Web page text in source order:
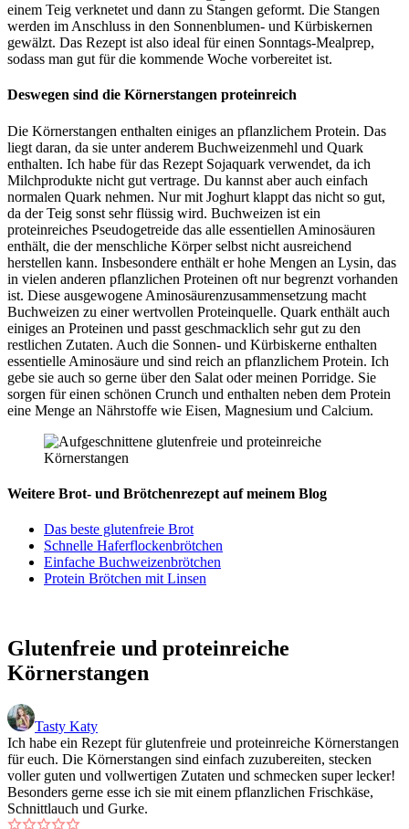
einem Teig verknetet und dann zu Stangen geformt. Die Stangen
werden im Anschluss in den Sonnenblumen- und Kürbiskernen
gewälzt. Das Rezept ist also ideal für einen Sonntags-Mealprep,
sodass man gut für die kommende Woche vorbereitet ist.
Deswegen sind die Körnerstangen proteinreich
Die Körnerstangen enthalten einiges an pflanzlichem Protein. Das
liegt daran, da sie unter anderem Buchweizenmehl und Quark
enthalten. Ich habe für das Rezept Sojaquark verwendet, da ich
Milchprodukte nicht gut vertrage. Du kannst aber auch einfach
normalen Quark nehmen. Nur mit Joghurt klappt das nicht so gut,
da der Teig sonst sehr flüssig wird. Buchweizen ist ein
proteinreiches Pseudogetreide das alle essentiellen Aminosäuren
enthält, die der menschliche Körper selbst nicht ausreichend
herstellen kann. Insbesondere enthält er hohe Mengen an Lysin, das
in vielen anderen pflanzlichen Proteinen oft nur begrenzt vorhanden
ist. Diese ausgewogene Aminosäurenzusammensetzung macht
Buchweizen zu einer wertvollen Proteinquelle. Quark enthält auch
einiges an Proteinen und passt geschmacklich sehr gut zu den
restlichen Zutaten. Auch die Sonnen- und Kürbiskerne enthalten
essentielle Aminosäure und sind reich an pflanzlichem Protein. Ich
gebe sie auch so gerne über den Salat oder meinen Porridge. Sie
sorgen für einen schönen Crunch und enthalten neben dem Protein
eine Menge an Nährstoffe wie Eisen, Magnesium und Calcium.
Weitere Brot- und Brötchenrezept auf meinem Blog
Das beste glutenfreie Brot
Schnelle Haferflockenbrötchen
Einfache Buchweizenbrötchen
Protein Brötchen mit Linsen
Glutenfreie und proteinreiche
Körnerstangen
Tasty Katy
Ich habe ein Rezept für glutenfreie und proteinreiche Körnerstangen
für euch. Die Körnerstangen sind einfach zuzubereiten, stecken
voller guten und vollwertigen Zutaten und schmecken super lecker!
Besonders gerne esse ich sie mit einem pflanzlichen Frischkäse,
Schnittlauch und Gurke.